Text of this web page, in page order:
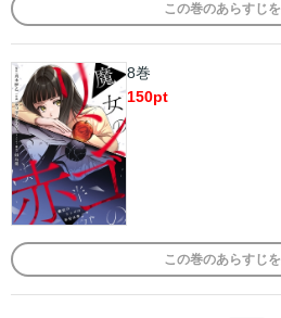
この巻のあらすじを
8巻
150pt
この巻のあらすじを